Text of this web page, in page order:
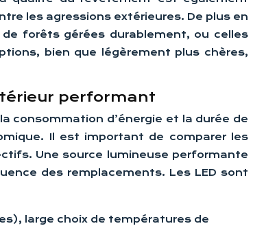
les agressions extérieures. De plus en
forêts gérées durablement, ou celles
bien que légèrement plus chères,
performant
consommation d’énergie et la durée de
Il est important de comparer les
Une source lumineuse performante
des remplacements. Les LED sont
large choix de températures de